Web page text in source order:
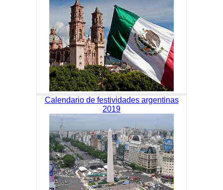
Calendario de festividades argentinas
2019